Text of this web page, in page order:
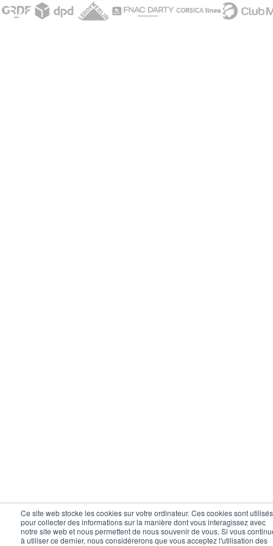
Ce site web stocke les cookies sur votre ordinateur. Ces cookies sont utilisés
pour collecter des informations sur la manière dont vous interagissez avec
notre site web et nous permettent de nous souvenir de vous. Si vous
à utiliser ce dernier, nous considérerons que vous acceptez l'utilisation des